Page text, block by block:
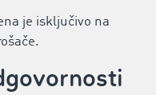
je isključivo na